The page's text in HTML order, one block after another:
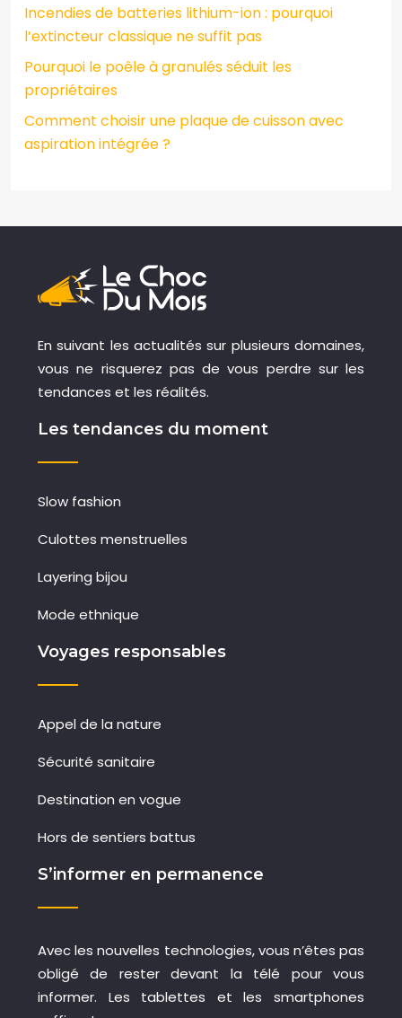
Incendies de batteries lithium-ion : pourquoi
l’extincteur classique ne suffit pas
Pourquoi le poêle à granulés séduit les
propriétaires
Comment choisir une plaque de cuisson avec
aspiration intégrée ?
En suivant les actualités sur plusieurs domaines,
vous ne risquerez pas de vous perdre sur les
tendances et les réalités.
Les tendances du moment
Slow fashion
Culottes menstruelles
Layering bijou
Mode ethnique
Voyages responsables
Appel de la nature
Sécurité sanitaire
Destination en vogue
Hors de sentiers battus
S’informer en permanence
Avec les nouvelles technologies, vous n’êtes pas
obligé de rester devant la télé pour vous
informer. Les tablettes et les smartphones